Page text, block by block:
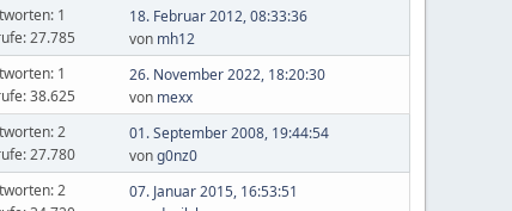
1
27.785
18. Februar 2012, 08:33:36
von mh12
1
38.625
26. November 2022, 18:20:30
von mexx
2
27.780
01. September 2008, 19:44:54
vong0nz0
2
07. Januar 2015, 16:53:51